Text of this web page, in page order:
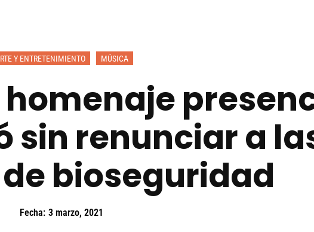
Y ENTRETENIMIENTO MÚSICA
homenaje
sin renunciar a
bioseguridad
Fecha: 3 marzo, 2021